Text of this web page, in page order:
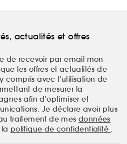
actualités et offres
de recevoir par email mon
les offres et actualités de
compris avec l’utilisation de
de mesurer la
afin d'optimiser et
Je déclare avoir plus
traitement de mes données
politique de confidentialité .